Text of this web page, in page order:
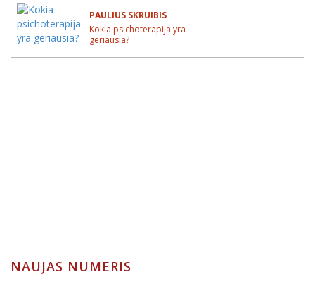
PAULIUS SKRUIBIS
Kokia psichoterapija yra
geriausia?
NAUJAS NUMERIS